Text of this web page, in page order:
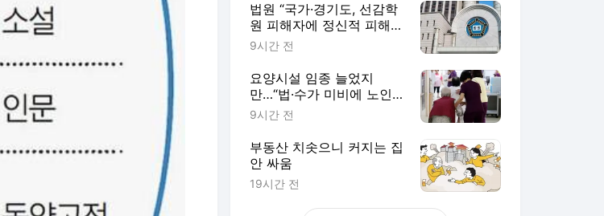
법원 “국가·경기도, 선감학
원 피해자에 정신적 피해
공동배상”
9시간 전
요양시설 임종 늘었지
만…“법·수가 미비에 노인
절반은 여전히 병원서 마지
9시간 전
부동산 치솟으니 커지는 집
안 싸움
19시간 전